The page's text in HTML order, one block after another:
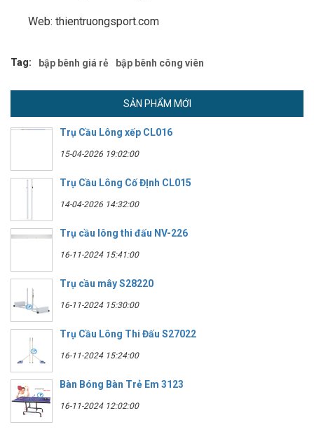
Web: thientruongsport.com
Tag: bập bênh giá rẻ bập bênh công viên
SẢN PHẨM MỚI
Trụ Cầu Lông xếp CL016
15-04-2026 19:02:00
Trụ Cầu Lông Cố ĐỊnh CL015
14-04-2026 14:32:00
Trụ cầu lông thi đấu NV-226
16-11-2024 15:41:00
Trụ cầu mây S28220
16-11-2024 15:30:00
Trụ Cầu Lông Thi Đấu S27022
16-11-2024 15:24:00
Bàn Bóng Bàn Trẻ Em 3123
16-11-2024 12:02:00